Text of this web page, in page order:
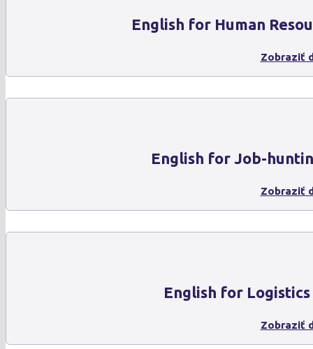
English for Human
Zobraziť
English for Job-
Zobraziť
English for Logistics
Zobraziť